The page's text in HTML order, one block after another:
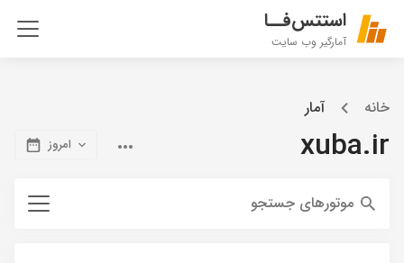
استتس‌فــا
آمارگیر وب سایت
خانه آمار
xuba.ir امروز
موتورهای جستجو